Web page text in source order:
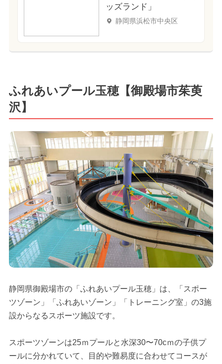
ッズランド」
静岡県浜松市中央区
ふれあいプール玉穂【御殿場市茱萸
沢】
静岡県御殿場市の「ふれあいプール玉穂」は、「スポー
ツゾーン」「ふれあいゾーン」「トレーニング室」の3施
設からなるスポーツ施設です。
スポーツゾーンは25ｍプールと水深30〜70cｍの子供プ
ールに分かれていて、目的や難易度に合わせてコースが